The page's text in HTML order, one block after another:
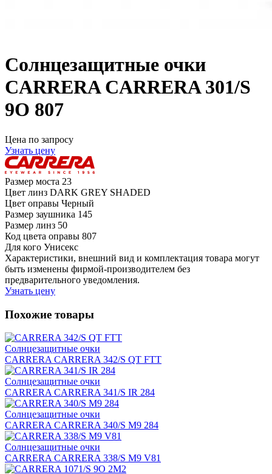
Солнцезащитные очки
CARRERA CARRERA 301/S
9O 807
Цена по запросу
Узнать цену
Размер моста 23
Цвет линз DARK GREY SHADED
Цвет оправы Черный
Размер заушника 145
Размер линз 50
Код цвета оправы 807
Для кого Унисекс
Характеристики, внешний вид и комплектация товара могут
быть изменены фирмой-производителем без
предварительного уведомления.
Узнать цену
Похожие товары
Солнцезащитные очки
CARRERA CARRERA 342/S QT FTT
Солнцезащитные очки
CARRERA CARRERA 341/S IR 284
Солнцезащитные очки
CARRERA CARRERA 340/S M9 284
Солнцезащитные очки
CARRERA CARRERA 338/S M9 V81